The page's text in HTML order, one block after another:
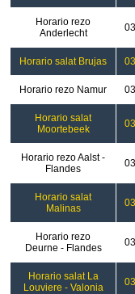
Horario rezo
Anderlecht
Horario salat Brujas
Horario rezo Namur
Horario salat
Moortebeek
Horario rezo Aalst -
Flandes
Horario salat
Malinas
Horario rezo
Deurne - Flandes
Horario salat La
Louviere - Valonia